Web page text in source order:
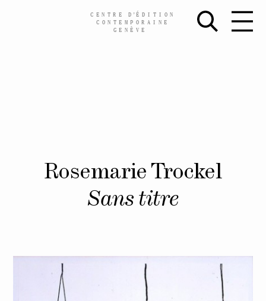
CENTRE D’ÉDITION
CONTEMPORAINE
GENÈVE
Rosemarie Trockel
Sans titre